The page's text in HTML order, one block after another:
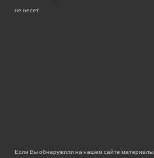
не несет.
Если Вы обнаружили на нашем сайте